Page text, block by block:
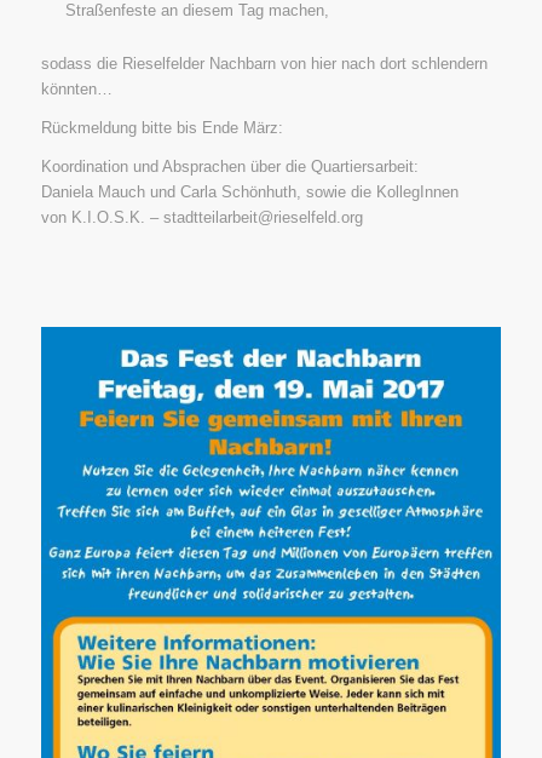
Straßenfeste an diesem Tag machen,
sodass die Rieselfelder Nachbarn von hier nach dort schlendern
könnten…
Rückmeldung bitte bis Ende März:
Koordination und Absprachen über die Quartiersarbeit:
Daniela Mauch und Carla Schönhuth, sowie die KollegInnen
von K.I.O.S.K. – stadtteilarbeit@rieselfeld.org